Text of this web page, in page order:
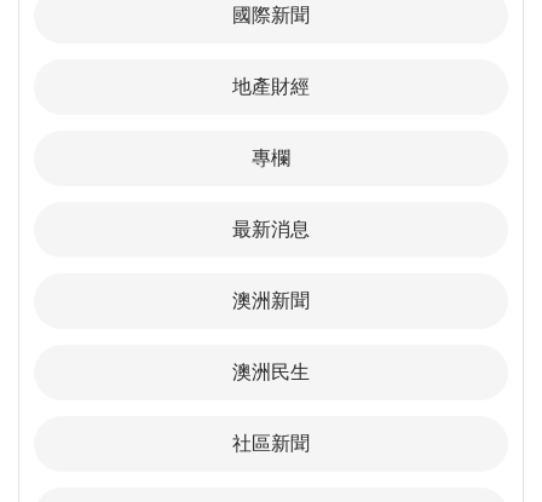
國際新聞
地產財經
專欄
最新消息
澳洲新聞
澳洲民生
社區新聞